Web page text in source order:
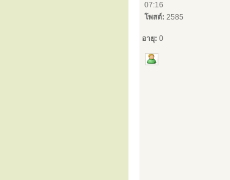
07:16
โพสต์: 2585
อายุ: 0